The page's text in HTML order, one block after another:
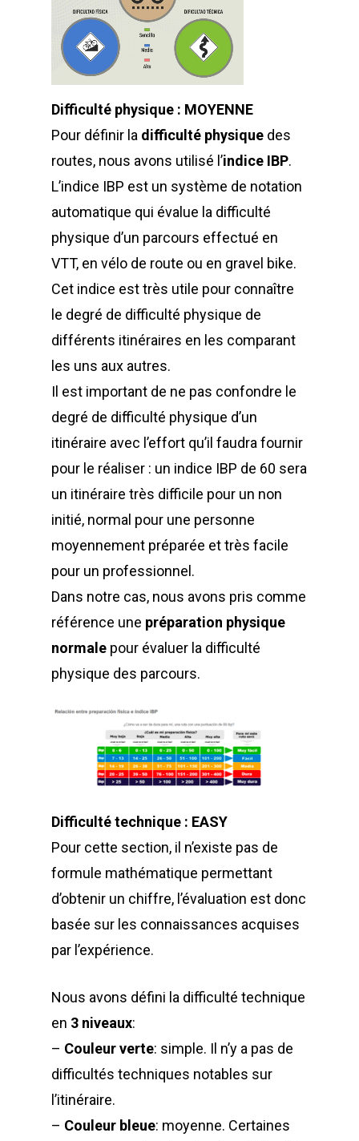
Difficulté physique : MOYENNE
Pour définir la difficulté physique des
routes, nous avons utilisé l’indice IBP.
L’indice IBP est un système de notation
automatique qui évalue la difficulté
physique d’un parcours effectué en
VTT, en vélo de route ou en gravel bike.
Cet indice est très utile pour connaître
le degré de difficulté physique de
différents itinéraires en les comparant
les uns aux autres.
Il est important de ne pas confondre le
degré de difficulté physique d’un
itinéraire avec l’effort qu’il faudra fournir
pour le réaliser : un indice IBP de 60 sera
un itinéraire très difficile pour un non
initié, normal pour une personne
moyennement préparée et très facile
pour un professionnel.
Dans notre cas, nous avons pris comme
référence une préparation physique
normale pour évaluer la difficulté
physique des parcours.
Difficulté technique : EASY
Pour cette section, il n’existe pas de
formule mathématique permettant
d’obtenir un chiffre, l’évaluation est donc
basée sur les connaissances acquises
par l’expérience.
Nous avons défini la difficulté technique
en 3 niveaux:
– Couleur verte: simple. Il n’y a pas de
difficultés techniques notables sur
l’itinéraire.
– Couleur bleue: moyenne. Certaines